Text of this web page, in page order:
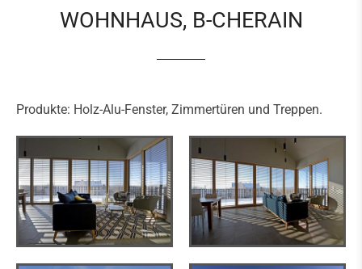
WOHNHAUS, B-CHERAIN
Produkte: Holz-Alu-Fenster, Zimmertüren und Treppen.